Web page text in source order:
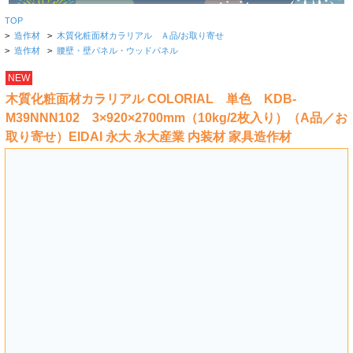
TOP
> 造作材 > 木質化粧面材カラリアル Ａ品/お取り寄せ
> 造作材 > 腰壁・壁パネル・ウッドパネル
NEW
木質化粧面材カラリアル COLORIAL 単色 KDB-
M39NNN102 3×920×2700mm（10kg/2枚入り）（A品／お
取り寄せ）EIDAI 永大 永大産業 内装材 家具造作材